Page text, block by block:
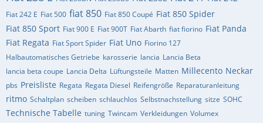
Fiat 242 E Fiat 500 fiat 850 Fiat 850 Coupé Fiat 850 Spider
Fiat 850 Sport Fiat 900 E Fiat 900T Fiat Abarth fiat fiorino Fiat Panda
Fiat Regata Fiat Sport Spider Fiat Uno Fiorino 127
Halbautomatisches Getriebe karosserie lancia Lancia Beta
lancia beta coupe Lancia Delta Lüftungsteile Matten Millecento Neckar
pbs Preisliste Regata Regata Diesel Reifengröße Reparaturanleitung
ritmo Schaltplan scheiben schlauchlos Selbstnachstellung sitze SOHC
Technische Tabelle tuning Twincam Verkleidungen Volumex